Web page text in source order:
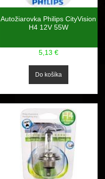
Autožiarovka Philips CityVision
H4 12V 55W
5,13 €